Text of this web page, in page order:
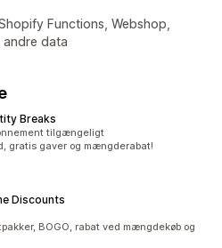
Functions, Webshop,
data
Breaks
tilgængeligt
gratis gaver og mængderabat!
Discounts
BOGO, rabat ved mængdekøb og